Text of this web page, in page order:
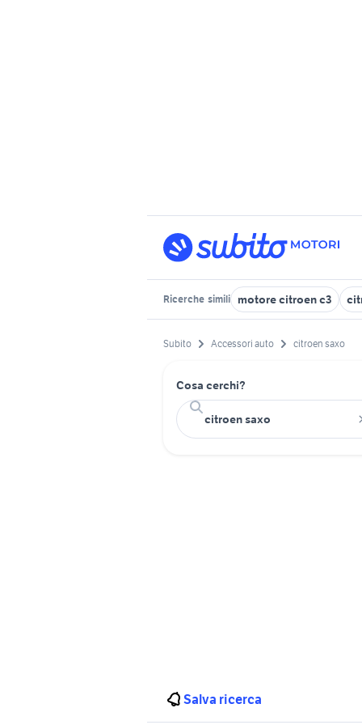
Ricerche simili motore citroen c3
Subito Accessori auto citroen saxo
Cosa cerchi?
Salva ricerca